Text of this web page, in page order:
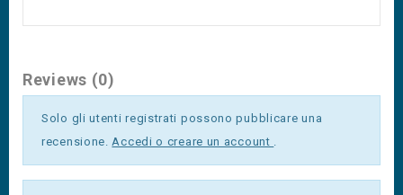
Reviews (0)
Solo gli utenti registrati possono pubblicare una
recensione.Accedi o creare un account .